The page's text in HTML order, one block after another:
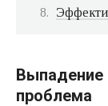
Выпадение
проблема